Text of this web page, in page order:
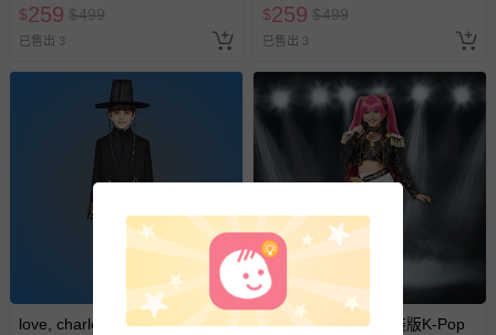
$259 $499
已售出 3
$259 $499
已售出 3
love, charlotte - 精裝版K-Pop
搶購一空
love, charlotte - 精裝版K-Pop